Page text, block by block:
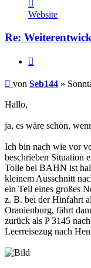
von
Seb144
Website
Re:
Beitrag
von Seb144 »
Hallo,
ja, es wäre schön,
Ich bin nach wie vor
beschrieben Situation
Tolle bei BAHN ist
kleinem Ausschnitt
ein Teil eines großes
z. B. bei der Hinfahrt
Oranienburg, fährt
zurück als P 3145
Leerreisezug nach